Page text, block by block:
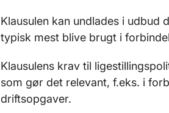
Klausulen kan undlades i
typisk mest blive brugt i
Klausulens krav til
som gør det relevant, f.eks. i
driftsopgaver.